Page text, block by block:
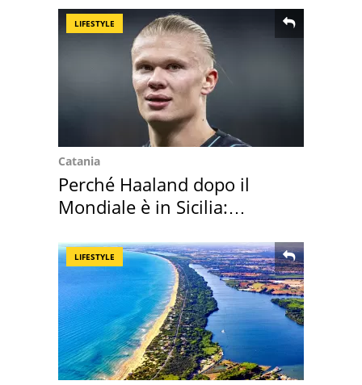
LIFESTYLE
Catania
Perché Haaland dopo il
Mondiale è in Sicilia:
LIFESTYLE